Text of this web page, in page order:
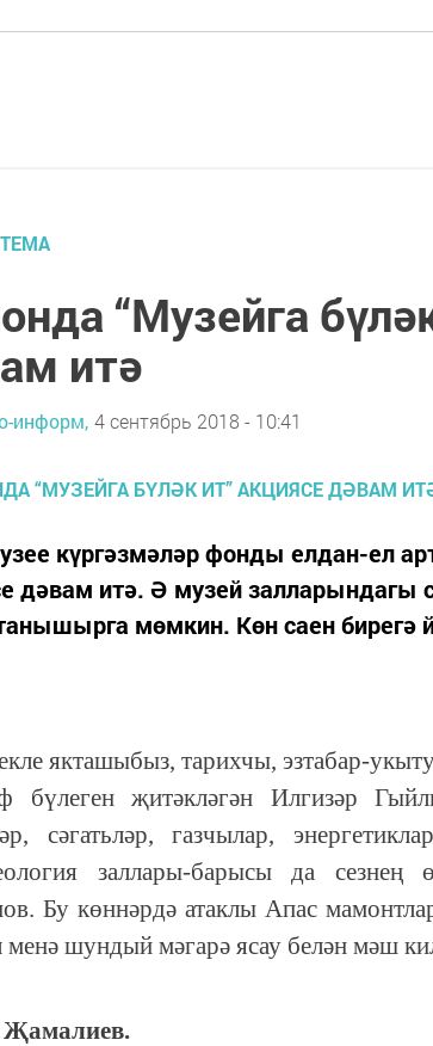
“Музейга
итә
информ, 4 сентябрь 2018 - 10:41
күргәзмәләр фонды елдан-ел
дәвам итә. Ә музей залларындагы
мөмкин. Көн саен бирегә
якташыбыз, тарихчы, эзтабар-
бүлеген җитәкләгән Илгизәр
сәгатьләр, газчылар,
заллары-барысы да
Бу көннәрдә атаклы Апас
менә шундый мәгарә ясау белән мәш